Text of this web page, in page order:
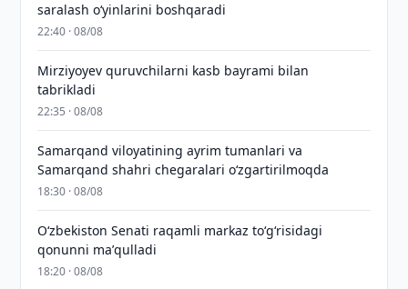
saralash o‘yinlarini boshqaradi
22:40 · 08/08
Mirziyoyev quruvchilarni kasb bayrami bilan
tabrikladi
22:35 · 08/08
Samarqand viloyatining ayrim tumanlari va
Samarqand shahri chegaralari oʻzgartirilmoqda
18:30 · 08/08
Oʻzbekiston Senati raqamli markaz toʻgʻrisidagi
qonunni maʼqulladi
18:20 · 08/08